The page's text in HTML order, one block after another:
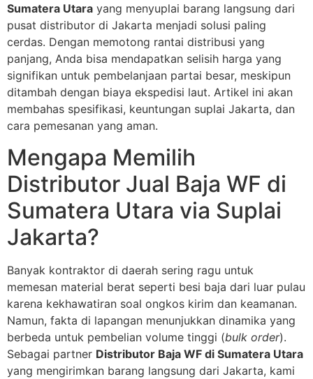
Sumatera Utara yang menyuplai barang langsung dari
pusat distributor di Jakarta menjadi solusi paling
cerdas. Dengan memotong rantai distribusi yang
panjang, Anda bisa mendapatkan selisih harga yang
signifikan untuk pembelanjaan partai besar, meskipun
ditambah dengan biaya ekspedisi laut. Artikel ini akan
membahas spesifikasi, keuntungan suplai Jakarta, dan
cara pemesanan yang aman.
Mengapa Memilih
Distributor Jual Baja WF di
Sumatera Utara via Suplai
Jakarta?
Banyak kontraktor di daerah sering ragu untuk
memesan material berat seperti besi baja dari luar pulau
karena kekhawatiran soal ongkos kirim dan keamanan.
Namun, fakta di lapangan menunjukkan dinamika yang
berbeda untuk pembelian volume tinggi (bulk order).
Sebagai partner Distributor Baja WF di Sumatera Utara
yang mengirimkan barang langsung dari Jakarta, kami